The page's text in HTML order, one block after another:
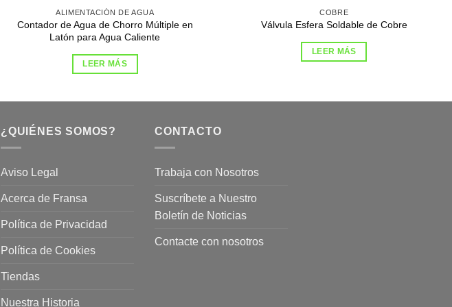
ALIMENTACIÓN DE AGUA
Contador de Agua de Chorro Múltiple en
Latón para Agua Caliente
LEER MÁS
COBRE
Válvula Esfera Soldable de Cobre
LEER MÁS
¿QUIÉNES SOMOS?
Aviso Legal
Acerca de Fransa
Política de Privacidad
Política de Cookies
Tiendas
Nuestra Historia
CONTACTO
Trabaja con Nosotros
Suscríbete a Nuestro
Boletín de Noticias
Contacte con nosotros